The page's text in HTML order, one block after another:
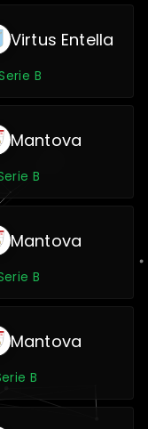
Virtus Entella
B
Mantova
B
Mantova
B
Mantova
B